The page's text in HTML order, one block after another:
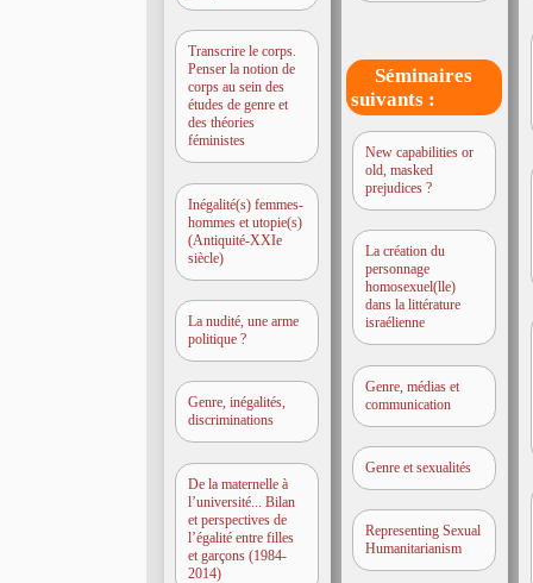
Transcrire le corps.
Penser la notion de
corps au sein des
études de genre et
des théories
féministes
Inégalité(s) femmes-
hommes et utopie(s)
(Antiquité-XXIe
siècle)
La nudité, une arme
politique ?
Genre, inégalités,
discriminations
De la maternelle à
l’université... Bilan
et perspectives de
l’égalité entre filles
et garçons (1984-
2014)
Séminaires
suivants :
New capabilities or
old, masked
prejudices ?
La création du
personnage
homosexuel(lle)
dans la littérature
israélienne
Genre, médias et
communication
Genre et sexualités
Representing Sexual
Humanitarianism